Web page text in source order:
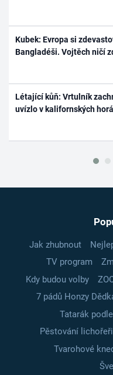
Kubek: Evropa si
Bangladéši. Vojtěch ničí
Létající kůň: Vrtulník
uvízlo v kalifornských
Jak zhubnout
TV program
Kdy budou volby
7 pádů Honzy
Tatarák
Pěstování
Tvarohové